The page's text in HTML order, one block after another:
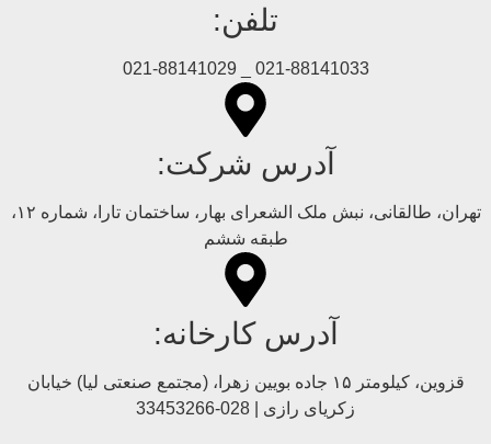
تلفن:
021-88141033 _ 021-88141029
آدرس شرکت:
تهران، طالقانی، نبش ملک الشعرای بهار، ساختمان تارا، شماره ۱۲،
طبقه ششم
آدرس کارخانه:
قزوین، کیلومتر ۱۵ جاده بويین زهرا، (مجتمع صنعتی لیا) خیابان
زکریای رازی | 028-33453266